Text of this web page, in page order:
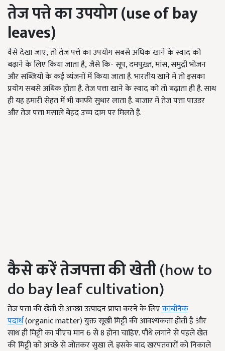
तेज पत्ते का उपयोग(use of bay
leaves)
वैसे देखा जाए, तो तेज पत्ते का उपयोग सबसे अधिक खाने के स्वाद को
बढ़ाने के लिए किया जाता है, जैसे कि- सूप, दमपुख़्त, मांस, समुद्री भोजन
और सब्जियों के कई व्यंजनों में किया जाता है. भारतीय खाने में तो इसका
प्रयोग सबसे अधिक होता है. तेज पत्ता खाने के स्वाद को तो बढ़ाता ही है. साथ
ही यह हमारी सेहत में भी काफी सुधार लाता है. बाजार में तेज पत्ता पाउडर
और तेज पत्ता मसाले बेहद उच्च दाम पर मिलते हैं.
कैसे करें तेजपत्ता की खेती(how to
do bay leaf cultivation)
तेज पत्ता की खेती से अच्छा उत्पादन प्राप्त करने के लिएकार्बनिक
पदार्थ(organic matter) युक्त सूखी मिट्टी की आवश्यकता होती है और
साथ ही मिट्टी का पीएच मान 6 से 8 होना चाहिए. पौधे लगाने से पहले खेत
की मिट्टी को अच्छे से जोतकर सुखा लें. इसके बाद खरपतवारों को निकाले